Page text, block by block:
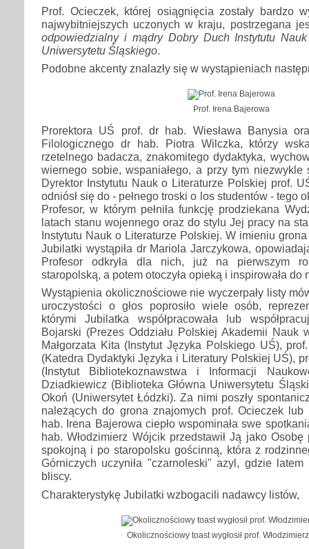
Prof. Ocieczek, której osiągnięcia zostały bardzo
najwybitniejszych uczonych w kraju, postrzegana
odpowiedzialny i mądry Dobry Duch Instytutu
Uniwersytetu Śląskiego.
Podobne akcenty znalazły się w wystąpieniach
Prof. Irena Bajerowa
Prorektora UŚ prof. dr hab. Wiesława Banysia
Filologicznego dr hab. Piotra Wilczka, którzy
rzetelnego badacza, znakomitego dydaktyka,
wiernego sobie, wspaniałego, a przy tym niezwykle
Dyrektor Instytutu Nauk o Literaturze Polskiej prof.
odniósł się do - pełnego troski o los studentów - tego
Profesor, w którym pełniła funkcję prodziekana
latach stanu wojennego oraz do stylu Jej pracy na
Instytutu Nauk o Literaturze Polskiej. W imieniu
Jubilatki wystąpiła dr Mariola Jarczykowa,
Profesor odkryła dla nich, już na pierwszym
staropolską, a potem otoczyła opieką i inspirowała do
Wystąpienia okolicznościowe nie wyczerpały listy
uroczystości o głos poprosiło wiele osób,
którymi Jubilatka współpracowała lub
Bojarski (Prezes Oddziału Polskiej Akademii Nauk
Małgorzata Kita (Instytut Języka Polskiego UŚ),
(Katedra Dydaktyki Języka i Literatury Polskiej UŚ),
(Instytut Bibliotekoznawstwa i Informacji
Dziadkiewicz (Biblioteka Główna Uniwersytetu
Okoń (Uniwersytet Łódzki). Za nimi poszły
należących do grona znajomych prof. Ocieczek lub
hab. Irena Bajerowa ciepło wspominała swe
hab. Włodzimierz Wójcik przedstawił Ją jako Osobę
spokojną i po staropolsku gościnną, która z
Górniczych uczyniła "czarnoleski" azyl, gdzie
bliscy.
Charakterystykę Jubilatki wzbogacili nadawcy listów,
Okolicznościowy toast wygłosił prof.